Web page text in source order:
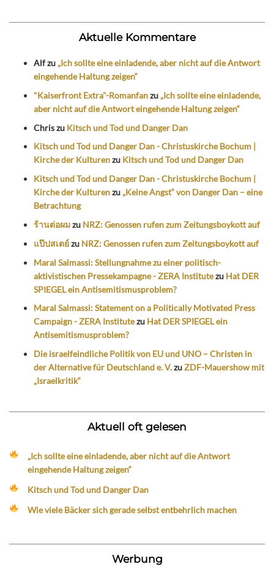
Aktuelle Kommentare
Alfzu „Ich sollte eine einladende, aber nicht auf die Antwort
eingehende Haltung zeigen“
"Kaiserfront Extra"-Romanfanzu „Ich sollte eine einladende,
aber nicht auf die Antwort eingehende Haltung zeigen“
Chriszu Kitsch und Tod und Danger Dan
Kitsch und Tod und Danger Dan - Christuskirche Bochum |
Kirche der Kulturenzu Kitsch und Tod und Danger Dan
Kitsch und Tod und Danger Dan - Christuskirche Bochum |
Kirche der Kulturenzu „Keine Angst“ von Danger Dan – eine
Betrachtung
ร้านต่อผมzu NRZ: Genossen rufen zum Zeitungsboykott auf
แป๊ปสเตย์zu NRZ: Genossen rufen zum Zeitungsboykott auf
Maral Salmassi: Stellungnahme zu einer politisch-
aktivistischen Pressekampagne - ZERA Institutezu Hat DER
SPIEGEL ein Antisemitismusproblem?
Maral Salmassi: Statement on a Politically Motivated Press
Campaign - ZERA Institutezu Hat DER SPIEGEL ein
Antisemitismusproblem?
Die israelfeindliche Politik von EU und UNO – Christen in
der Alternative für Deutschland e. V.zuZDF-Mauershow mit
„Israelkritik“
Aktuell oft gelesen
„Ich sollte eine einladende, aber nicht auf die Antwort
eingehende Haltung zeigen“
Kitsch und Tod und Danger Dan
Wie viele Bäcker sich gerade selbst entbehrlich machen
Werbung